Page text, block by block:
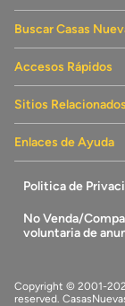
Buscar Casas
Accesos Rápidos
Sitios Relacionados
Enlaces de Ayuda
Politica de
No Venda/
voluntaria de
Copyright © 2001-
reserved.